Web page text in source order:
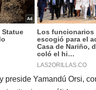
preside Yamandú Orsi,